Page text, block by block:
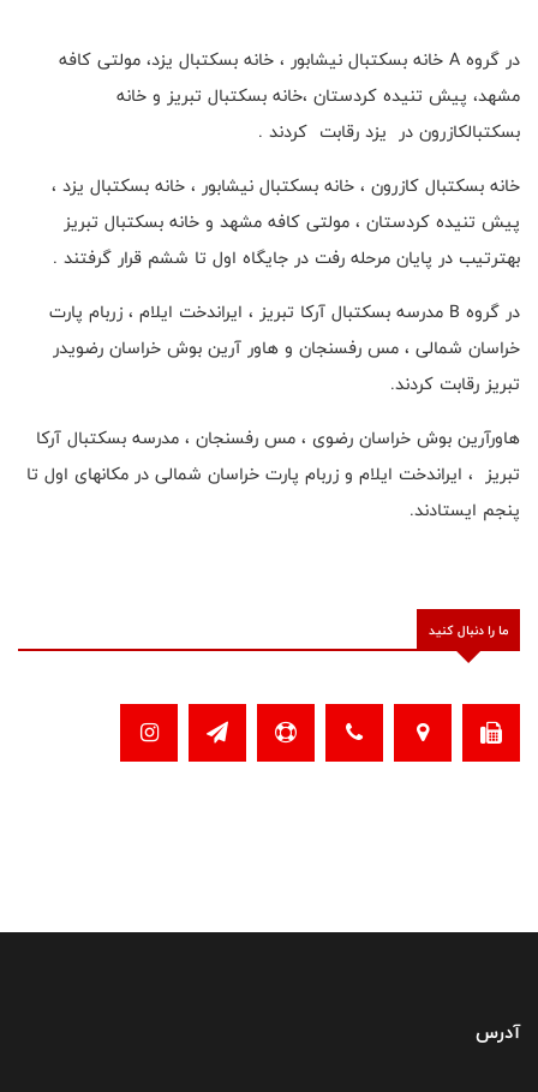
در گروه A خانه بسکتبال نیشابور ، خانه بسکتبال یزد، مولتی کافه
مشهد، پیش تنیده کردستان ،خانه بسکتبال تبریز و خانه
بسکتبالکازرون در یزد رقابت کردند .
خانه بسکتبال کازرون ، خانه بسکتبال نیشابور ، خانه بسکتبال یزد ،
پیش تنیده کردستان ، مولتی کافه مشهد و خانه بسکتبال تبریز
بهترتیب در پایان مرحله رفت در جایگاه اول تا ششم قرار گرفتند .
در گروه B مدرسه بسکتبال آرکا تبریز ، ایراندخت ایلام ، زربام پارت
خراسان شمالی ، مس رفسنجان و هاور آرین بوش خراسان رضویدر
تبریز رقابت کردند.
هاورآرین بوش خراسان رضوی ، مس رفسنجان ، مدرسه بسکتبال آرکا
تبریز ، ایراندخت ایلام و زربام پارت خراسان شمالی در مکانهای اول تا
پنجم ایستادند.
ما را دنبال کنید
آدرس